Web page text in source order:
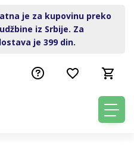
je za kupovinu preko
iz Srbije. Za
je 399 din.